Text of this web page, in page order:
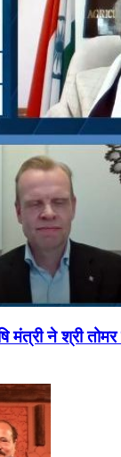
ने श्री